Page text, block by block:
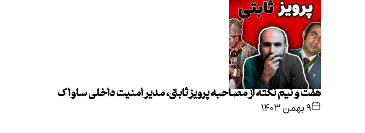
هفت و نیم نکته از مصاحبه پرویز ثابتی، مدیر امنیت داخلی ساواک
۹ بهمن ۱۴۰۳